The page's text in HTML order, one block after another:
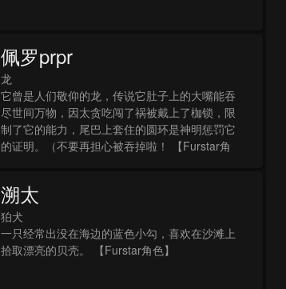
佩罗prpr
龙
它曾是人们敬仰的龙，传说它肚子上的大嘴能吞
尽世间万物，因太贪吃闯了祸被戴上了枷锁，限
制了它的能力，尾巴上套住的圆环是神明惩罚它
的证明。（不要再担心被吞掉啦！ 【Furstar角
溯太
狛犬
一只经常出没在海边的蓝色小勾，喜欢在沙滩上
拾取漂亮的贝壳。 【Furstar角色】